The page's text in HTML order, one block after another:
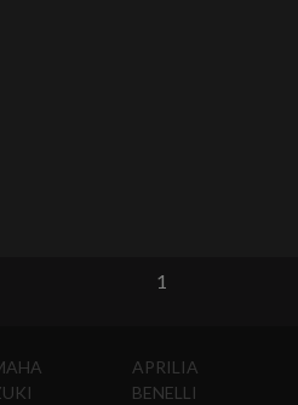
1
APRILIA
BENELLI